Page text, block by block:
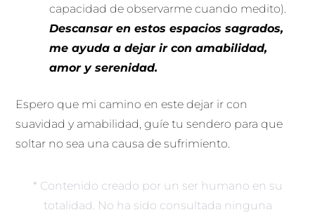
capacidad de observarme cuando medito).
Descansar en estos espacios sagrados,
me ayuda a dejar ir con amabilidad,
amor y serenidad.
Espero que mi camino en este dejar ir con
suavidad y amabilidad, guíe tu sendero para que
soltar no sea una causa de sufrimiento.
* Contenido creado por un ser humano en su
totalidad. No ha sido consultada ninguna